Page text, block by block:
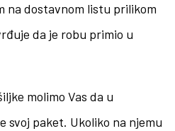
na dostavnom listu prilikom
da je robu primio u
molimo Vas da u
paket. Ukoliko na njemu